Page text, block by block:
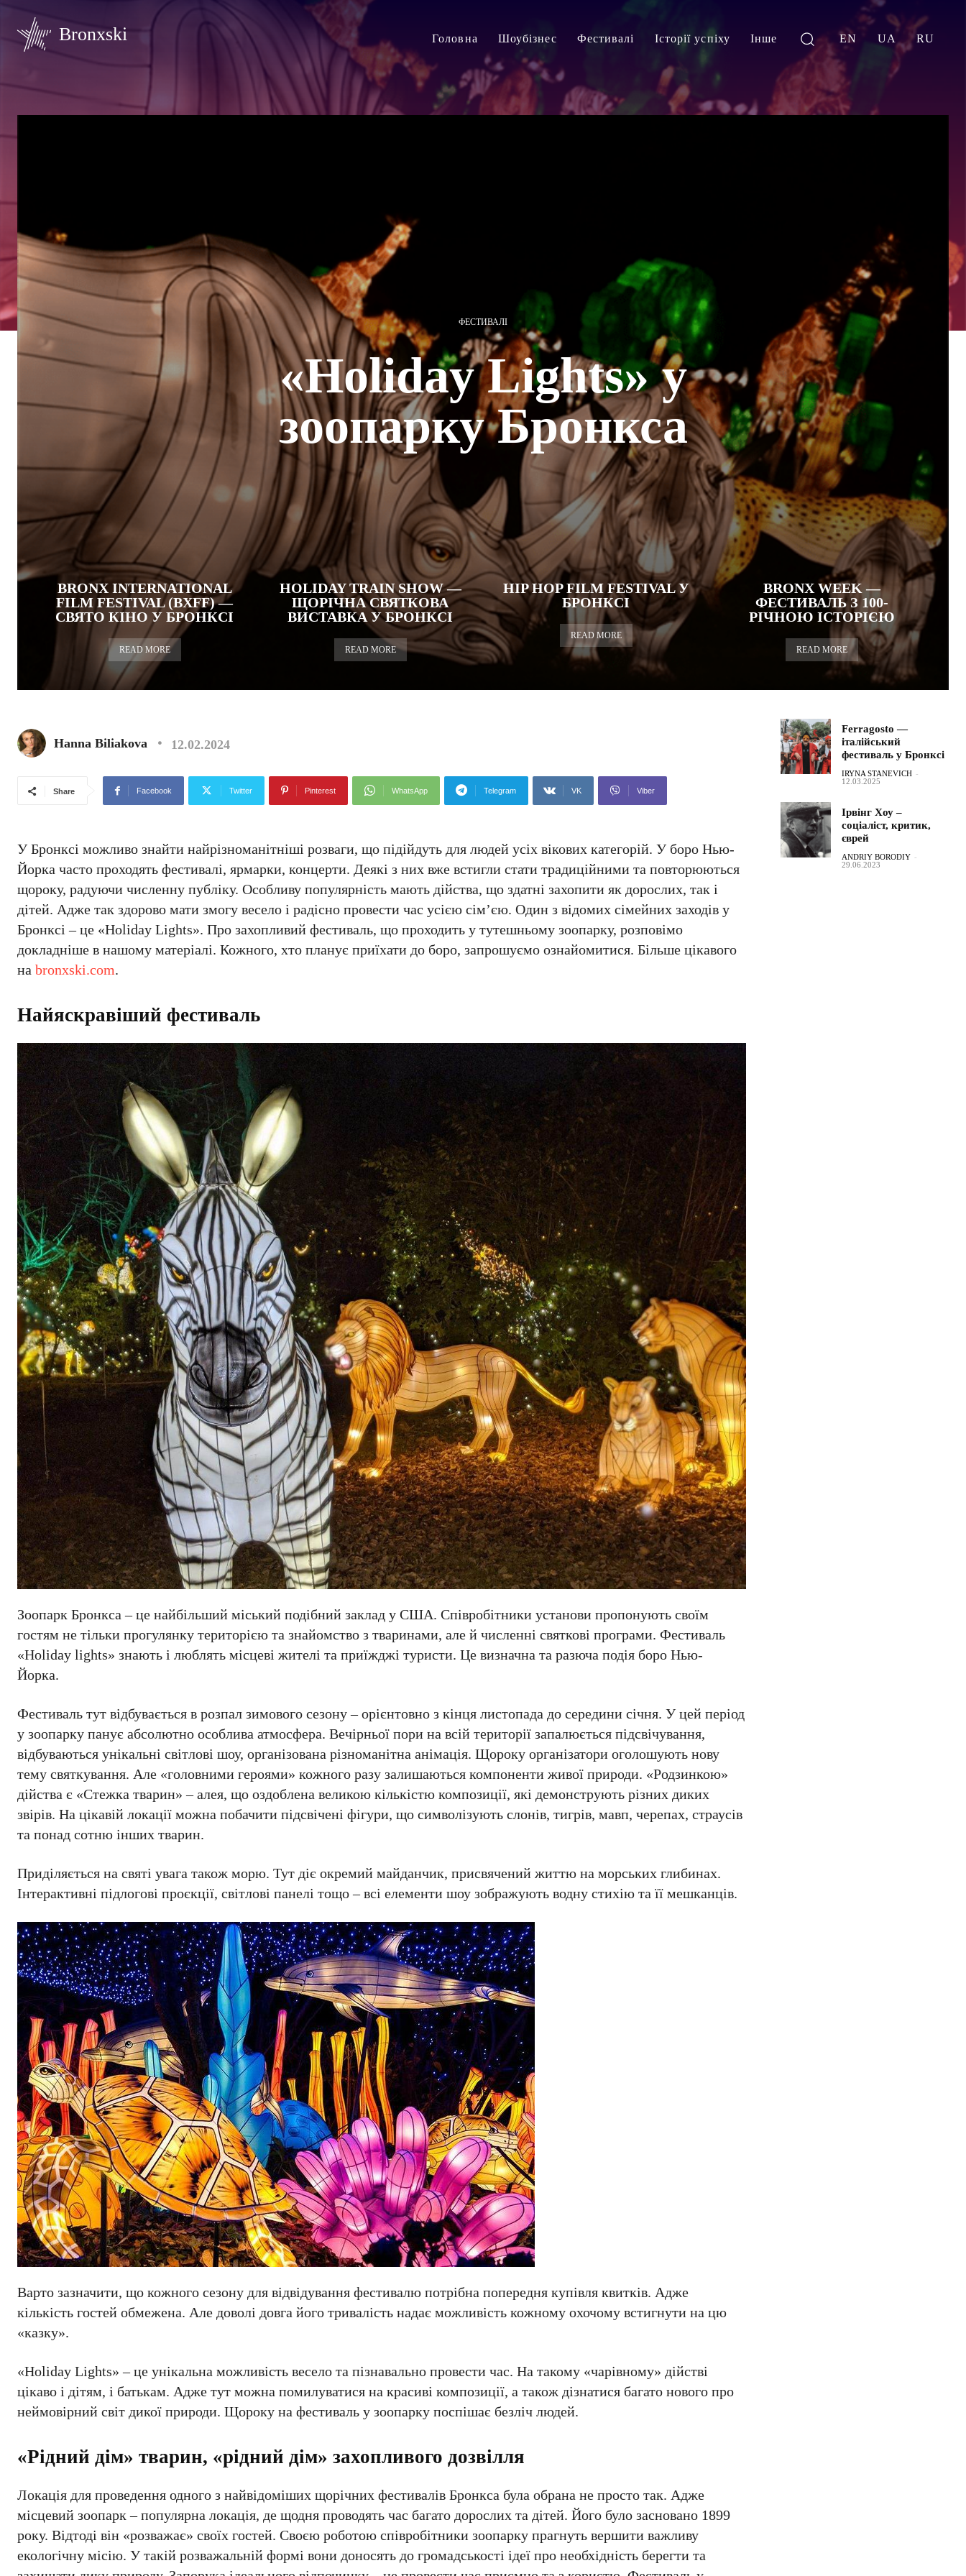
Bronxski Головна Шоубізнес Фестивалі Історії успіху Інше EN UA RU
ФЕСТИВАЛІ
«Holiday Lights» у
зоопарку Бронкса
BRONX INTERNATIONAL
FILM FESTIVAL (BXFF) —
СВЯТО КІНО У БРОНКСІ
READ MORE
HOLIDAY TRAIN SHOW —
ЩОРІЧНА СВЯТКОВА
ВИСТАВКА У БРОНКСІ
READ MORE
HIP HOP FILM FESTIVAL У
БРОНКСІ
READ MORE
BRONX WEEK —
ФЕСТИВАЛЬ З 100-
РІЧНОЮ ІСТОРІЄЮ
READ MORE
Hanna Biliakova 12.02.2024
Share Facebook Twitter Pinterest WhatsApp Telegram VK Viber
У Бронксі можливо знайти найрізноманітніші розваги, що підійдуть для людей усіх вікових категорій. У боро Нью-
Йорка часто проходять фестивалі, ярмарки, концерти. Деякі з них вже встигли стати традиційними та повторюються
щороку, радуючи численну публіку. Особливу популярність мають дійства, що здатні захопити як дорослих, так і
дітей. Адже так здорово мати змогу весело і радісно провести час усією сім’єю. Один з відомих сімейних заходів у
Бронксі – це «Holiday Lights». Про захопливий фестиваль, що проходить у тутешньому зоопарку, розповімо
докладніше в нашому матеріалі. Кожного, хто планує приїхати до боро, запрошуємо ознайомитися. Більше цікавого
на bronxski.com.
Найяскравіший фестиваль
Зоопарк Бронкса – це найбільший міський подібний заклад у США. Співробітники установи пропонують своїм
гостям не тільки прогулянку територією та знайомство з тваринами, але й численні святкові програми. Фестиваль
«Holiday lights» знають і люблять місцеві жителі та приїжджі туристи. Це визначна та разюча подія боро Нью-
Йорка.
Фестиваль тут відбувається в розпал зимового сезону – орієнтовно з кінця листопада до середини січня. У цей період
у зоопарку панує абсолютно особлива атмосфера. Вечірньої пори на всій території запалюється підсвічування,
відбуваються унікальні світлові шоу, організована різноманітна анімація. Щороку організатори оголошують нову
тему святкування. Але «головними героями» кожного разу залишаються компоненти живої природи. «Родзинкою»
дійства є «Стежка тварин» – алея, що оздоблена великою кількістю композиції, які демонструють різних диких
звірів. На цікавій локації можна побачити підсвічені фігури, що символізують слонів, тигрів, мавп, черепах, страусів
та понад сотню інших тварин.
Приділяється на святі увага також морю. Тут діє окремий майданчик, присвячений життю на морських глибинах.
Інтерактивні підлогові проєкції, світлові панелі тощо – всі елементи шоу зображують водну стихію та її мешканців.
Варто зазначити, що кожного сезону для відвідування фестивалю потрібна попередня купівля квитків. Адже
кількість гостей обмежена. Але доволі довга його тривалість надає можливість кожному охочому встигнути на цю
«казку».
«Holiday Lights» – це унікальна можливість весело та пізнавально провести час. На такому «чарівному» дійстві
цікаво і дітям, і батькам. Адже тут можна помилуватися на красиві композиції, а також дізнатися багато нового про
неймовірний світ дикої природи. Щороку на фестиваль у зоопарку поспішає безліч людей.
«Рідний дім» тварин, «рідний дім» захопливого дозвілля
Локація для проведення одного з найвідоміших щорічних фестивалів Бронкса була обрана не просто так. Адже
місцевий зоопарк – популярна локація, де щодня проводять час багато дорослих та дітей. Його було засновано 1899
року. Відтоді він «розважає» своїх гостей. Своєю роботою співробітники зоопарку прагнуть вершити важливу
екологічну місію. У такій розважальній формі вони доносять до громадськості ідеї про необхідність берегти та
Ferragosto —
італійський
фестиваль у Бронксі
IRYNA STANEVICH -
12.03.2025
Ірвінг Хоу –
соціаліст, критик,
єврей
ANDRIY BORODIY -
29.06.2023